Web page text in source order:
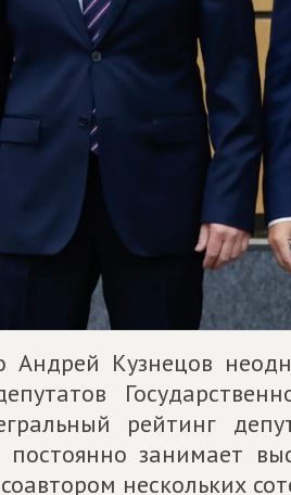
Андрей Кузнецов
рейтинг
постоянно занимает
нескольких